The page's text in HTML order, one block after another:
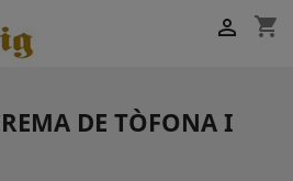
shopping_cart

DE TÒFONA I